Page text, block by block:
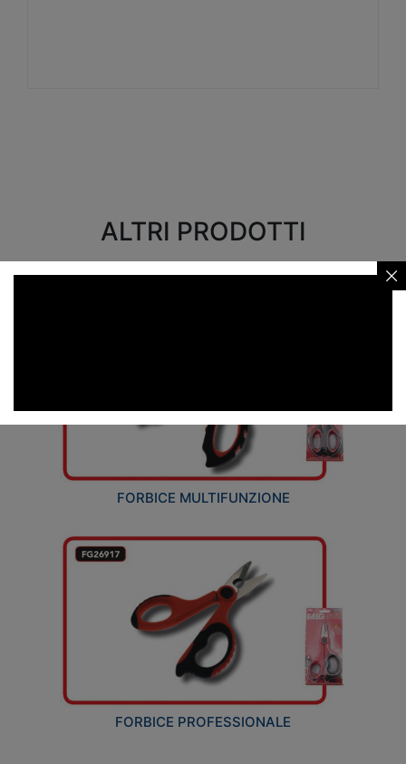
ALTRI PRODOTTI
FORBICE MULTIFUNZIONE
FORBICE PROFESSIONALE